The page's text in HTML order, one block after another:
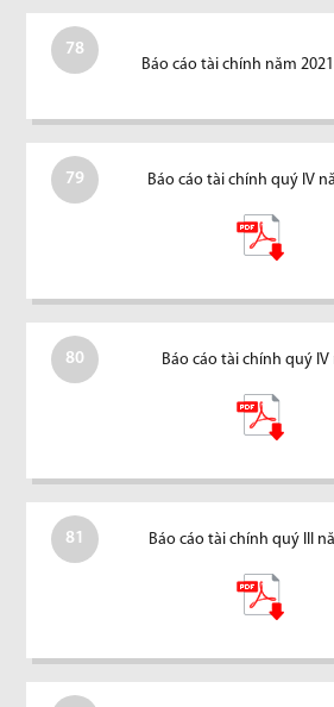
78
Báo cáo tài chính năm
79 Báo cáo tài chính quý IV
80 Báo cáo tài chính quý
81 Báo cáo tài chính quý III